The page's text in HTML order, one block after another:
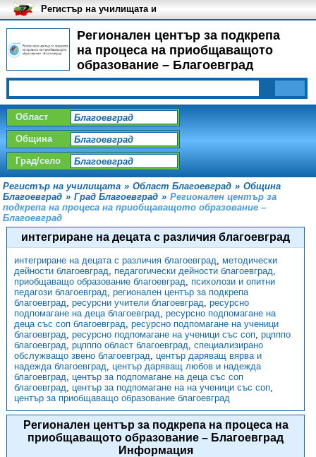
Регионален център за подкрепа
на процеса на приобщаващото
образование – Благоевград
Регистър на училищата и
университетите в България
Област
Община
Град/село
Регистър на училищата » Област Благоевград » Община
Благоевград » Град Благоевград » Регионален център за
подкрепа на процеса на приобщаващото образование –
Благоевград
интегриране на децата с различия благоевград
интегриране на децата с различия благоевград, методически
дейности благоевград, педагогически дейности благоевград,
приобщаващо образование благоевград, психолози и опитни
педагози благоевград, регионален център за подкрепа
благоевград, ресурсни учители благоевград, ресурсно
подпомагане на деца благоевград, ресурсно подпомагане на
деца със соп благоевград, ресурсно подпомагане на ученици
благоевград, ресурсно подпомагане на ученици със соп, рцпппо
благоевград, рцпппо област благоевград, специализирано
обслужващо звено благоевград, център даряващ вярва и
надежда благоевград, център даряващ любов и надежда
благоевград, център за подпомагане на деца със соп
благоевград, център за подпомагане на на ученици със соп,
център за приобщаващо образование благоевград
Регионален център за подкрепа на процеса на
приобщаващото образование – Благоевград
Информация